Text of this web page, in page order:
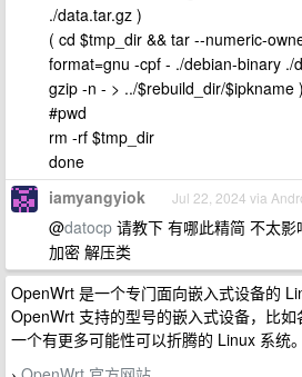
./data.tar.gz )
( cd $tmp_dir && tar --numeric-
format=gnu -cpf - ./debian-binary ./
gzip -n - > ../$rebuild_dir/$ipkname )
#pwd
rm -rf $tmp_dir
done
iamyangyiok Jul 22, 2024 via
@datocp 请教下 有哪此精简 不太
加密 解压类
OpenWrt 是一个专门面向嵌入式设备的
OpenWrt 支持的型号的嵌入式设备，比
一个有更多可能性可以折腾的 Linux 系统。